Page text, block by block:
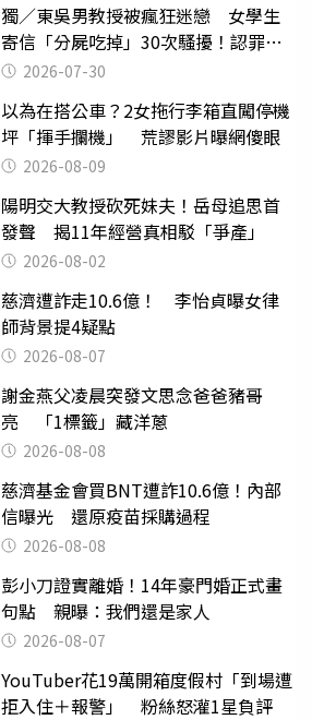
獨／東吳男教授被瘋狂迷戀 女學生
寄信「分屍吃掉」30次騷擾！認罪免
關 2026-07-30
以為在搭公車？2女拖行李箱直闖停機
坪「揮手攔機」 荒謬影片曝網傻眼
2026-08-09
陽明交大教授砍死妹夫！岳母追思首
發聲 揭11年經營真相駁「爭產」
2026-08-02
慈濟遭詐走10.6億！ 李怡貞曝女律
師背景提4疑點
2026-08-07
謝金燕父凌晨突發文思念爸爸豬哥
亮 「1標籤」藏洋蔥
2026-08-08
慈濟基金會買BNT遭詐10.6億！內部
信曝光 還原疫苗採購過程
2026-08-08
彭小刀證實離婚！14年豪門婚正式畫
句點 親曝：我們還是家人
2026-08-07
YouTuber花19萬開箱度假村「到場遭
拒入住＋報警」 粉絲怒灌1星負評